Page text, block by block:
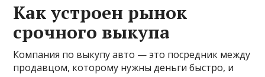
Как устроен рынок
срочного выкупа
Компания по выкупу авто — это посредник между
продавцом, которому нужны деньги быстро, и